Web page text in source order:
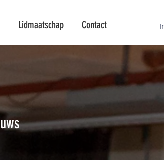
Lidmaatschap Contact